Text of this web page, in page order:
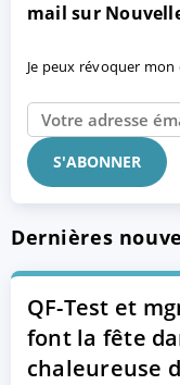
mail sur
Je peux révoquer
Dernières
QF-Test et
font la fête
chaleureuse